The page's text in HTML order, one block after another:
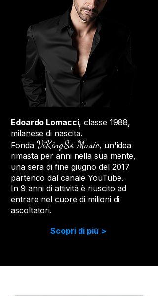
Edoardo Lomacci, classe 1988,
milanese di nascita.
Fonda ViKingSo Music, un'idea
rimasta per anni nella sua mente,
una sera di fine giugno del 2017
partendo dal canale YouTube.
In 9 anni di attività è riuscito ad
entrare nel cuore di milioni di
ascoltatori.
Scopri di più >